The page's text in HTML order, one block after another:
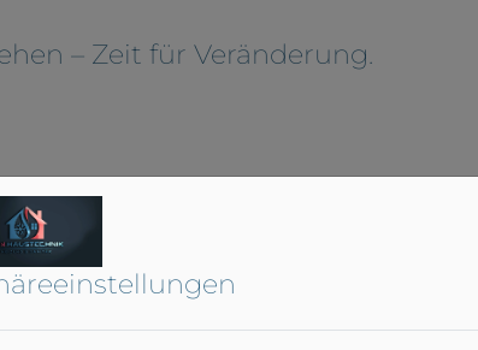
– Zeit für Veränderung.
bei uns groß geschrieben
bei uns in guten Händen.